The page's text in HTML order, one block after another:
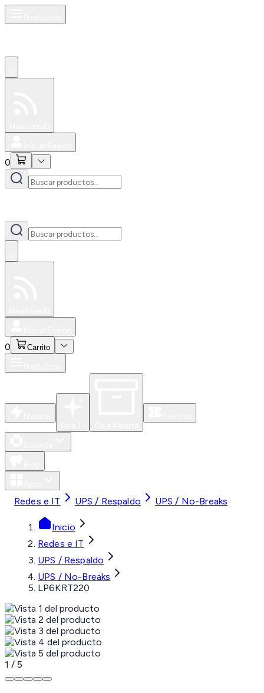
0
0 Carrito
Redes e IT UPS / Respaldo UPS / No-Breaks
Inicio
Redes e IT
UPS / Respaldo
UPS / No-Breaks
LP6KRT220
1 / 5